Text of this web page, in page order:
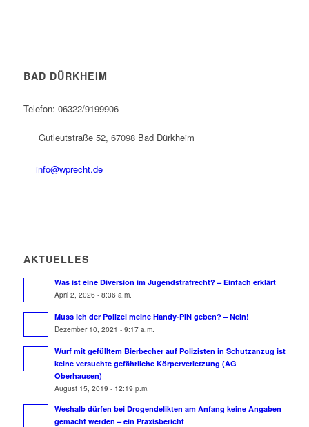
BAD DÜRKHEIM
Telefon: 06322/9199906
Gutleutstraße 52, 67098 Bad Dürkheim
info@wprecht.de
AKTUELLES
Was ist eine Diversion im Jugendstrafrecht? – Einfach erklärt
April 2, 2026 - 8:36 a.m.
Muss ich der Polizei meine Handy-PIN geben? – Nein!
Dezember 10, 2021 - 9:17 a.m.
Wurf mit gefülltem Bierbecher auf Polizisten in Schutzanzug ist
keine versuchte gefährliche Körperverletzung (AG
Oberhausen)
August 15, 2019 - 12:19 p.m.
Weshalb dürfen bei Drogendelikten am Anfang keine Angaben
gemacht werden – ein Praxisbericht